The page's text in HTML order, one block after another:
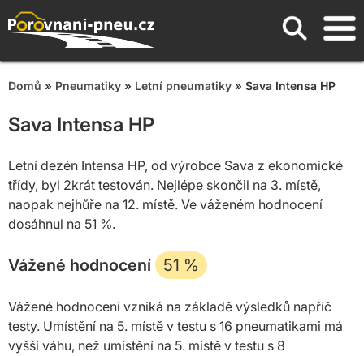
Domů » Pneumatiky » Letní pneumatiky » Sava Intensa HP
Sava Intensa HP
Letní dezén Intensa HP, od výrobce Sava z ekonomické
třídy, byl 2krát testován. Nejlépe skončil na 3. místě,
naopak nejhůře na 12. místě. Ve váženém hodnocení
dosáhnul na 51 %.
Vážené hodnocení 51 %
Vážené hodnocení vzniká na základě výsledků napříč
testy. Umístění na 5. místě v testu s 16 pneumatikami má
vyšší váhu, než umístění na 5. místě v testu s 8